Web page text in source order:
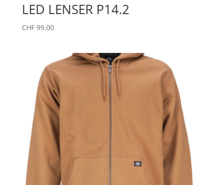
LED LENSER P14.2
CHF99.00